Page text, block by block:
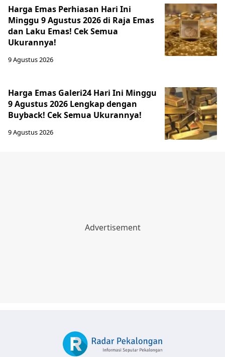
Harga Emas Perhiasan Hari Ini
Minggu 9 Agustus 2026 di Raja Emas
dan Laku Emas! Cek Semua
Ukurannya!
9 Agustus 2026
Harga Emas Galeri24 Hari Ini Minggu
9 Agustus 2026 Lengkap dengan
Buyback! Cek Semua Ukurannya!
9 Agustus 2026